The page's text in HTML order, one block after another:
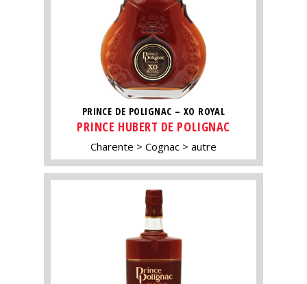
PRINCE DE POLIGNAC – XO ROYAL
PRINCE HUBERT DE POLIGNAC
Charente Cognac autre